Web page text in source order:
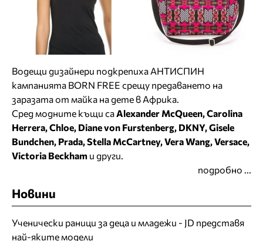
Водещи дизайнери подкрепиха АНТИСПИН
кампанията BORN FREE срещу предаването на
заразата от майка на дете в Африка.
Сред модните къщи са Alexander McQueen, Carolina
Herrera, Chloe, Diane von Furstenberg, DKNY, Gisele
Bundchen, Prada, Stella McCartney, Vera Wang, Versace,
Victoria Beckham и други.
подробно ...
Новини
Ученически раници за деца и младежи - JD представя
най-яките модели